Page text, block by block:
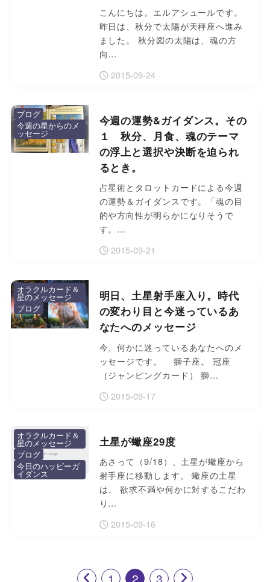
こんにちは。エルアシュールです。
昨日は、秋分で太陽が天秤座へ進み
ました。 秋分図の太陽は、魂の方
向…
2015-09-24
今週の運勢&ガイダンス。その
１ 秋分、月食、魂のテーマ
の浮上と選択や決断を迫られ
るとき。
占星術とタロットカードによる今週
の運勢＆ガイダンスです。「魂の目
的や方向性が明らかになりそうで
す。…
2015-09-21
ブログ
今週の星からのメ
ッセージ
明日、土星射手座入り。時代
の変わり目と今迷っているあ
なたへのメッセージ
今、何かに迷っているあなたへのメ
ッセージです。 獅子座。 冠座
（ジャンピングカード） 獅…
2015-09-17
オラクルカード＆
星のメッセージ
ブログ
土星が蠍座29度
あさって（9/18）、土星が蠍座から
射手座に移動します。 蠍座の土星
は、 欲求不満や何かに対するこだわ
り…
2015-09-16
オラクルカード＆
星のメッセージ
ブログ
今日のハッピーガ
イダンス
1 2 3